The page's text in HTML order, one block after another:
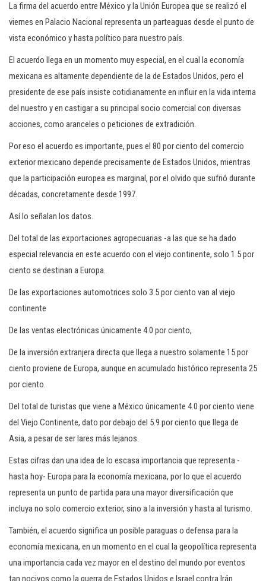
La firma del acuerdo entre México y la Unión Europea que se realizó el
viernes en Palacio Nacional representa un parteaguas desde el punto de
vista económico y hasta político para nuestro país.
El acuerdo llega en un momento muy especial, en el cual la economía
mexicana es altamente dependiente de la de Estados Unidos, pero el
presidente de ese país insiste cotidianamente en influir en la vida interna
del nuestro y en castigar a su principal socio comercial con diversas
acciones, como aranceles o peticiones de extradición.
Por eso el acuerdo es importante, pues el 80 por ciento del comercio
exterior mexicano depende precisamente de Estados Unidos, mientras
que la participación europea es marginal, por el olvido que sufrió durante
décadas, concretamente desde 1997.
Así lo señalan los datos.
Del total de las exportaciones agropecuarias -a las que se ha dado
especial relevancia en este acuerdo con el viejo continente, solo 1.5 por
ciento se destinan a Europa.
De las exportaciones automotrices solo 3.5 por ciento van al viejo
continente
De las ventas electrónicas únicamente 4.0 por ciento,
De la inversión extranjera directa que llega a nuestro solamente 15 por
ciento proviene de Europa, aunque en acumulado histórico representa 25
por ciento.
Del total de turistas que viene a México únicamente 4.0 por ciento viene
del Viejo Continente, dato por debajo del 5.9 por ciento que llega de
Asia, a pesar de ser lares más lejanos.
Estas cifras dan una idea de lo escasa importancia que representa -
hasta hoy- Europa para la economía mexicana, por lo que el acuerdo
representa un punto de partida para una mayor diversificación que
incluya no solo comercio exterior, sino a la inversión y hasta al turismo.
También, el acuerdo significa un posible paraguas o defensa para la
economía mexicana, en un momento en el cual la geopolítica representa
una importancia cada vez mayor en el destino del mundo por eventos
tan nocivos como la guerra de Estados Unidos e Israel contra Irán.